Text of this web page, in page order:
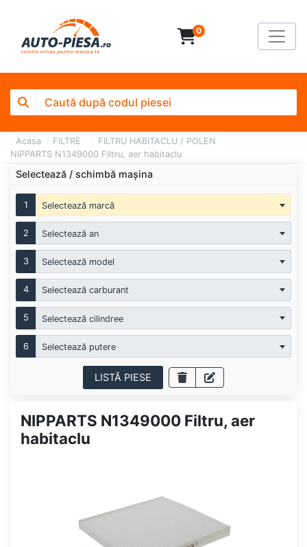
0
Acasa FILTRE
FILTRU HABITACLU / POLEN
NIPPARTS N1349000 Filtru, aer habitaclu
Selectează / schimbă mașina
1 Selectează marcă
2 Selectează an
3 Selectează model
4 Selectează carburant
5 Selectează cilindree
6 Selectează putere
LISTĂ PIESE
NIPPARTS N1349000 Filtru, aer
habitaclu